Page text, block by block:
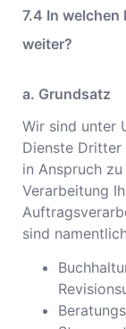
In welchen
weiter?
a. Grundsatz
Wir sind unter
Dienste Dritter
in Anspruch
Verarbeitung
sind